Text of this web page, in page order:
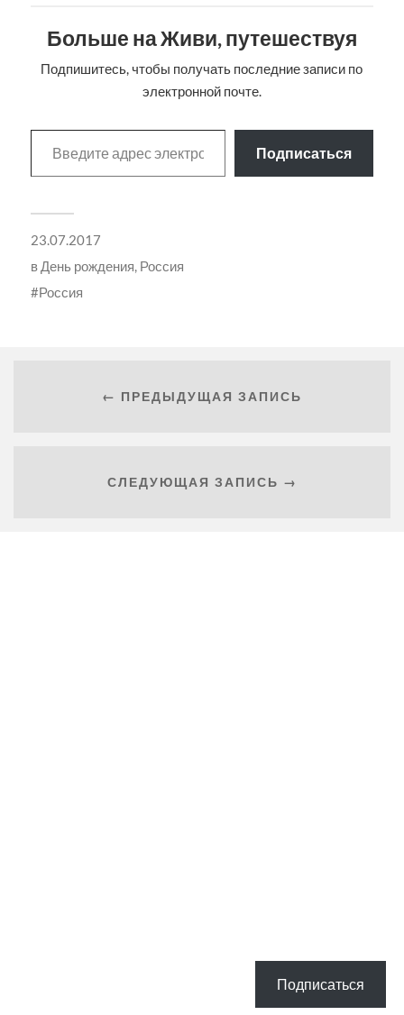
Больше на Живи, путешествуя
Подпишитесь, чтобы получать последние записи по
электронной почте.
Подписаться
23.07.2017
в День рождения, Россия
Россия
← ПРЕДЫДУЩАЯ ЗАПИСЬ
СЛЕДУЮЩАЯ ЗАПИСЬ →
Подписаться